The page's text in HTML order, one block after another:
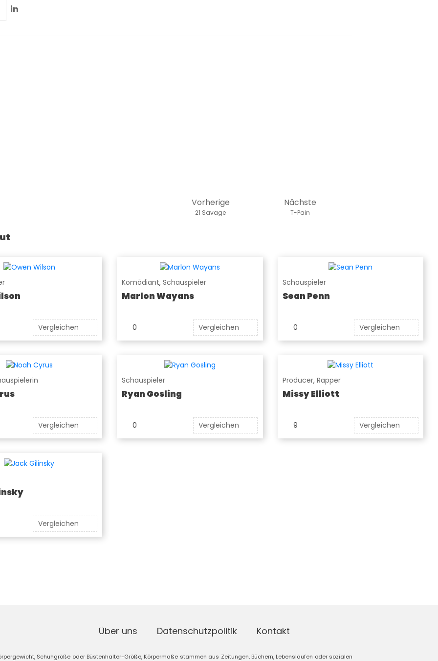
in
Nächste
T-Pain
Vorherige
21 Savage
Vergleichen
Komödiant, Schauspieler
Marlon Wayans
0 Vergleichen
Schauspieler
Sean Penn
0 Vergleichen
Vergleichen
Schauspieler
Ryan Gosling
0 Vergleichen
Producer, Rapper
Missy Elliott
9 Vergleichen
Vergleichen
Über uns Datenschutzpolitik Kontakt
Schuhgröße oder Büstenhalter-Größe, Körpermaße stammen aus Zeitungen, Büchern, Lebensläufen oder sozialen